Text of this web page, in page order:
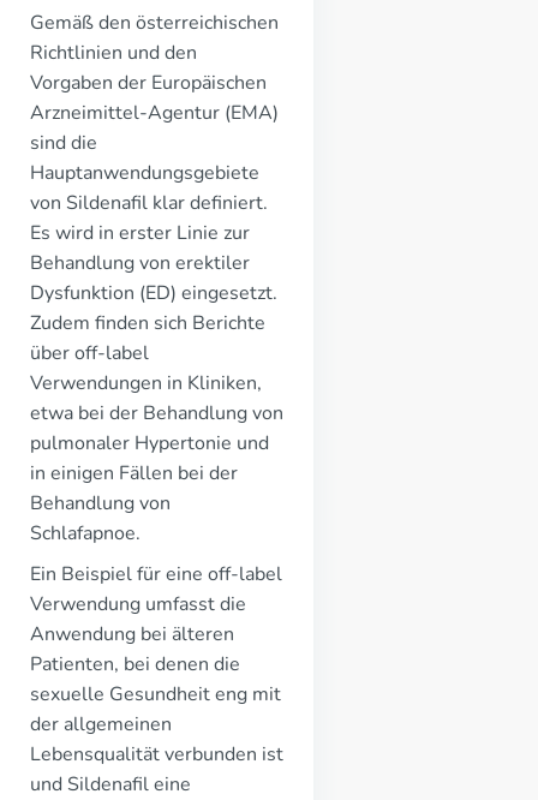
Gemäß den österreichischen
Richtlinien und den
Vorgaben der Europäischen
Arzneimittel-Agentur (EMA)
sind die
Hauptanwendungsgebiete
von Sildenafil klar definiert.
Es wird in erster Linie zur
Behandlung von erektiler
Dysfunktion (ED) eingesetzt.
Zudem finden sich Berichte
über off-label
Verwendungen in Kliniken,
etwa bei der Behandlung von
pulmonaler Hypertonie und
in einigen Fällen bei der
Behandlung von
Schlafapnoe.
Ein Beispiel für eine off-label
Verwendung umfasst die
Anwendung bei älteren
Patienten, bei denen die
sexuelle Gesundheit eng mit
der allgemeinen
Lebensqualität verbunden ist
und Sildenafil eine